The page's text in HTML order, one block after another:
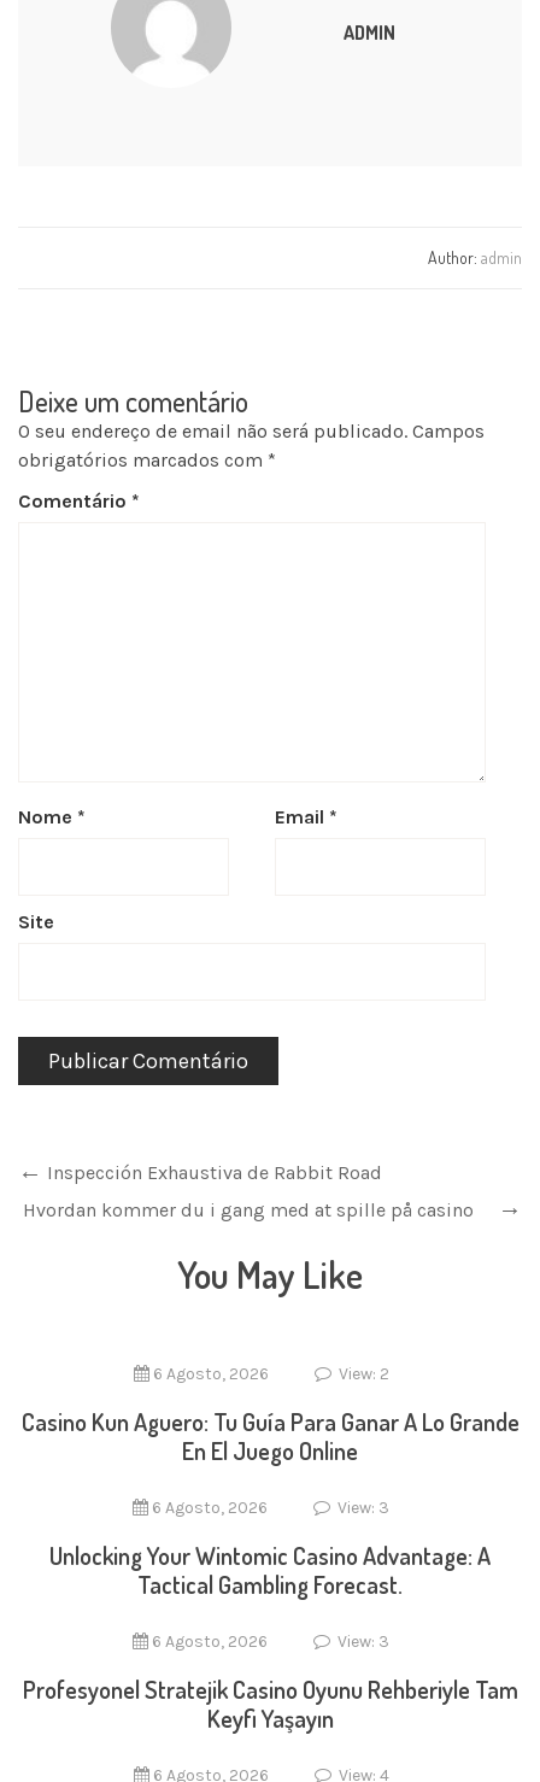
ADMIN
Author: admin
Deixe um comentário
O seu endereço de email não será publicado. Campos
obrigatórios marcados com *
Comentário *
Nome * Email *
Site
Inspección Exhaustiva de Rabbit Road
Hvordan kommer du i gang med at spille på casino
You May Like
6 Agosto, 2026 View: 2
Casino Kun Aguero: Tu Guía Para Ganar A Lo Grande
En El Juego Online
6 Agosto, 2026 View: 3
Unlocking Your Wintomic Casino Advantage: A
Tactical Gambling Forecast.
6 Agosto, 2026 View: 3
Profesyonel Stratejik Casino Oyunu Rehberiyle Tam
Keyfi Yaşayın
6 Agosto, 2026 View: 4